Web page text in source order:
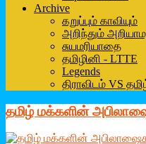
Archive
கறுப்பும் காவியும்
அறிந்தும்
சுயமரியாதை
தமிழினி - LTTE
Legends
திராவிடம் VS
தமிழ் மக்களின்